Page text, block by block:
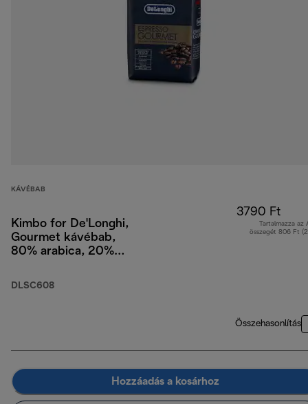
KÁVÉBAB
Kimbo for De'Longhi,
Gourmet kávébab,
80% arabica, 20%
DLSC608
3790 Ft
Tartalmazza az
összegét 806 Ft
Összehasonlítás
Hozzáadás a kosárhoz